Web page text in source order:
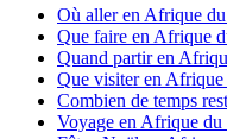
Où aller en Afrique
Que faire en Afrique
Quand partir en
Que visiter en Afrique
Combien de temps
Voyage en Afrique du